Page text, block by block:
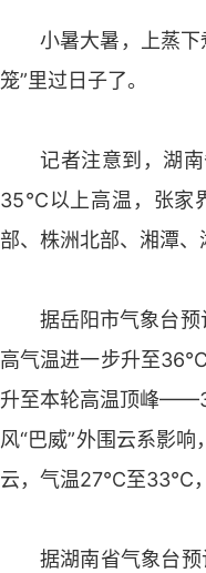
小暑大暑，上蒸
笼”里过日子了。
记者注意到，湖
35℃以上高温，张家
部、株洲北部、湘潭
据岳阳市气象台
高气温进一步升至36℃
升至本轮高温顶峰
风“巴威”外围云系影
云，气温27℃至33℃，
据湖南省气象台